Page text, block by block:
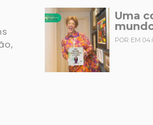
Uma
POR EM